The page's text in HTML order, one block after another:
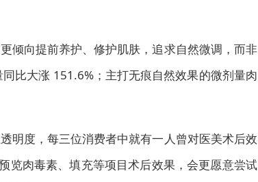
倾向提前养护、修护肌肤，追求自然微调，而非
比大涨 151.6%；主打无痕自然效果的微剂量肉
明度，每三位消费者中就有一人曾对医美术后效
览肉毒素、填充等项目术后效果，会更愿意尝试